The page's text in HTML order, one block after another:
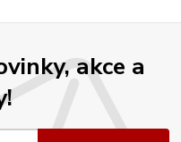
akce a